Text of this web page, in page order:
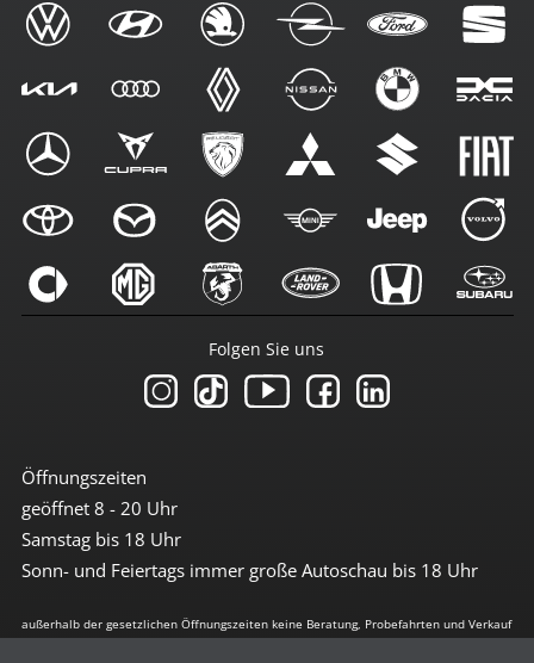
Öffnungszeiten
geöffnet 8 - 20 Uhr
Samstag bis 18 Uhr
Sonn- und Feiertags immer große Autoschau bis 18 Uhr
Folgen Sie uns
außerhalb der gesetzlichen Öffnungszeiten keine Beratung, Probefahrten und Verkauf